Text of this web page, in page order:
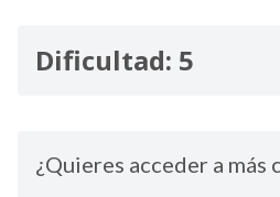
Dificultad: 5
¿Quieres acceder a más